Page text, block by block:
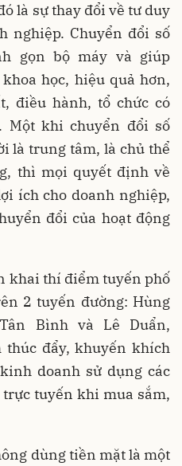
là sự thay đổi về tư duy
nghiệp. Chuyển đổi số
gọn bộ máy và giúp
học, hiệu quả hơn,
điều hành, tổ chức có
Một khi chuyển đổi số
là trung tâm, là chủ thể
thì mọi quyết định về
ích cho doanh nghiệp,
đổi của hoạt động
khai thí điểm tuyến phố
2 tuyến đường: Hùng
Bình và Lê Duẩn,
thúc đẩy, khuyến khích
doanh sử dụng các
tuyến khi mua sắm,
dùng tiền mặt là một